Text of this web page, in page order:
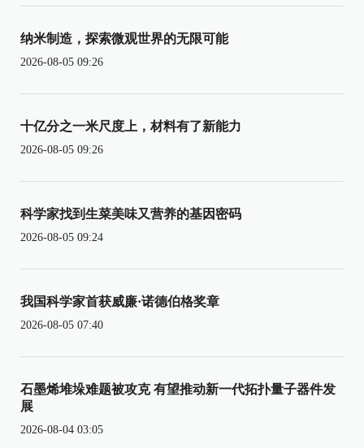
纳米制造，探索微观世界的无限可能
2026-08-05 09:26
十亿分之一米尺度上，材料有了新能力
2026-08-05 09:26
科学家找到生菜美味又营养的基因密码
2026-08-05 09:24
我国科学家首获威廉·诺德伯格奖章
2026-08-05 07:40
石墨烯堆垛难题被攻克 有望推动新一代拓扑量子器件发
展
2026-08-04 03:05